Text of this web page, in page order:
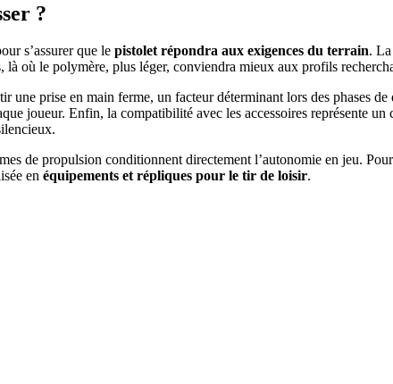
?
s’assurer que le pistolet répondra aux exigences du terrain.
où le polymère, plus léger, conviendra mieux aux profils
prise en main ferme, un facteur déterminant lors des phases de
joueur. Enfin, la compatibilité avec les accessoires représente un
de propulsion conditionnent directement l’autonomie en jeu.
en équipements et répliques pour le tir de loisir.